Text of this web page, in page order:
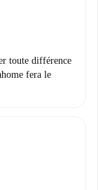
toute différence
fera le